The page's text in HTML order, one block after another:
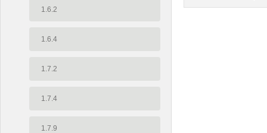
1.6.2
1.6.4
1.7.2
1.7.4
1.7.9